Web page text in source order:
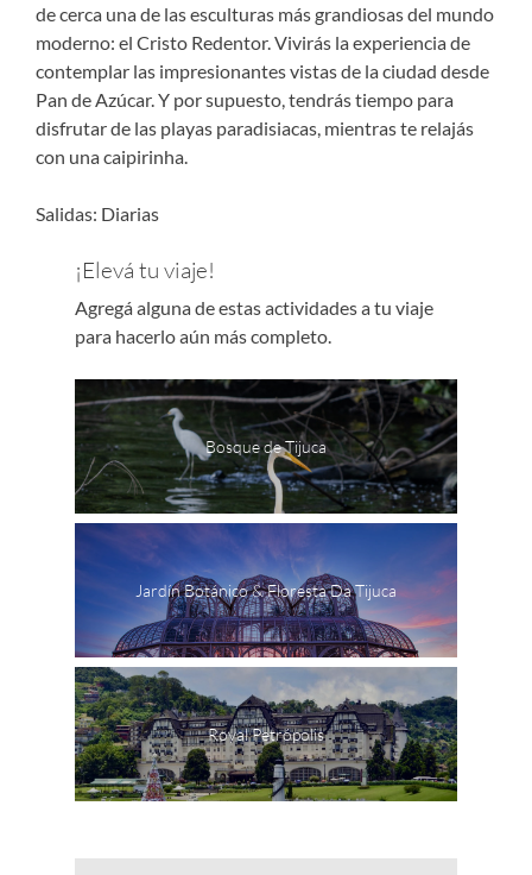
de cerca una de las esculturas más grandiosas del mundo
moderno: el Cristo Redentor. Vivirás la experiencia de
contemplar las impresionantes vistas de la ciudad desde
Pan de Azúcar. Y por supuesto, tendrás tiempo para
disfrutar de las playas paradisiacas, mientras te relajás
con una caipirinha.
Salidas: Diarias
¡Elevá tu viaje!
Agregá alguna de estas actividades a tu viaje
para hacerlo aún más completo.
Bosque de Tijuca
Jardín Botánico & Floresta Da Tijuca
Royal Petrópolis